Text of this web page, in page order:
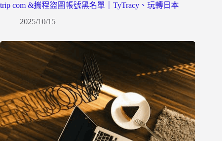
trip com &攜程盜圖帳號黑名單｜TyTracy、玩轉日本
2025/10/15